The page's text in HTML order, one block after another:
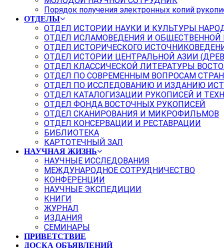
Порядок получения электронных копий
ОТДЕЛЫ
ОТДЕЛ ИСТОРИИ НАУКИ И КУЛЬТУРЫ
ОТДЕЛ ИСЛАМОВЕДЕНИЯ И
ОТДЕЛ ИСТОРИЧЕСКОГО
ОТДЕЛ ИСТОРИИ ЦЕНТРАЛЬНОЙ АЗИИ
ОТДЕЛ КЛАССИЧЕСКОЙ ЛИТЕРАТУРЫ
ОТДЕЛ ПО СОВРЕМЕННЫМ ВОПРОСАМ
ОТДЕЛ ПО ИССЛЕДОВАНИЮ И ИЗДАНИЮ
ОТДЕЛ КАТАЛОГИЗАЦИИ РУКОПИСЕЙ И
ОТДЕЛ ФОНДА ВОСТОЧНЫХ РУКОПИСЕЙ
ОТДЕЛ СКАНИРОВАНИЯ И МИКРОФИЛЬМОВ
ОТДЕЛ КОНСЕРВАЦИИ И РЕСТАВРАЦИИ
БИБЛИОТЕКА
КАРТОТЕЧНЫЙ ЗАЛ
НАУЧНАЯ ЖИЗНЬ
НАУЧНЫЕ ИССЛЕДОВАНИЯ
МЕЖДУНАРОДНОЕ СОТРУДНИЧЕСТВО
КОНФЕРЕНЦИИ
НАУЧНЫЕ ЭКСПЕДИЦИИ
КНИГИ
ЖУРНАЛ
ИЗДАНИЯ
СЕМИНАРЫ
ПРИВЕТСТВИЕ
ДОСКА ОБЪЯВЛЕНИЙ